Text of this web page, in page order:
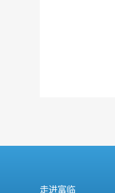
走进富临